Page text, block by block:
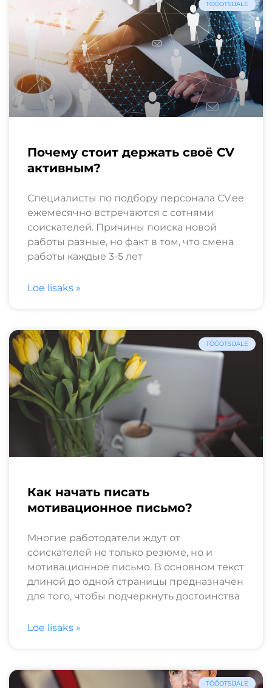
TÖÖOTSIJALE
Почему стоит держать своё CV
активным?
Специалисты по подбору персонала CV.ee
ежемесячно встречаются с сотнями
соискателей. Причины поиска новой
работы разные, но факт в том, что смена
работы каждые 3-5 лет
Loe lisaks »
TÖÖOTSIJALE
Как начать писать
мотивационное письмо?
Многие работодатели ждут от
соискателей не только резюме, но и
мотивационное письмо. В основном текст
длиной до одной страницы предназначен
для того, чтобы подчеркнуть достоинства
Loe lisaks »
TÖÖOTSIJALE